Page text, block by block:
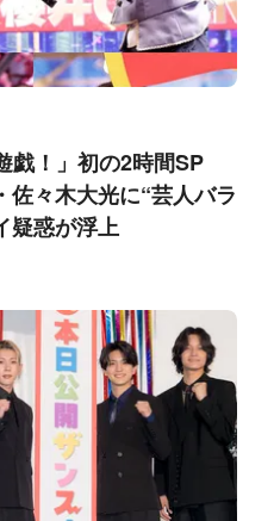
戯！」初の2時間SP
佐々木大光に“芸人バラ
疑惑が浮上